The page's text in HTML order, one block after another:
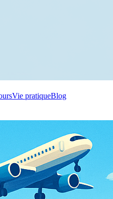
Vie pratiqueBlog